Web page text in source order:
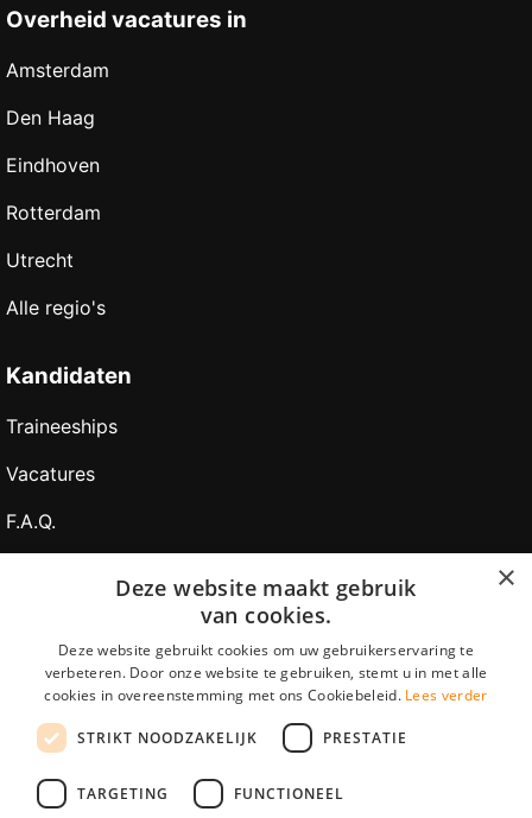
Overheid vacatures in
Amsterdam
Den Haag
Eindhoven
Rotterdam
Utrecht
Alle regio's
Kandidaten
Traineeships
Vacatures
F.A.Q.
YoungCapital IOS App
YoungCapital Android App
Werkgevers
Hoofdkantoor Hoofddorp
×
Deze website maakt gebruik
van cookies.
Deze website gebruikt cookies om uw gebruikerservaring te
verbeteren. Door onze website te gebruiken, stemt u in met alle
cookies in overeenstemming met ons Cookiebeleid. Lees verder
STRIKT NOODZAKELIJK PRESTATIE
TARGETING FUNCTIONEEL